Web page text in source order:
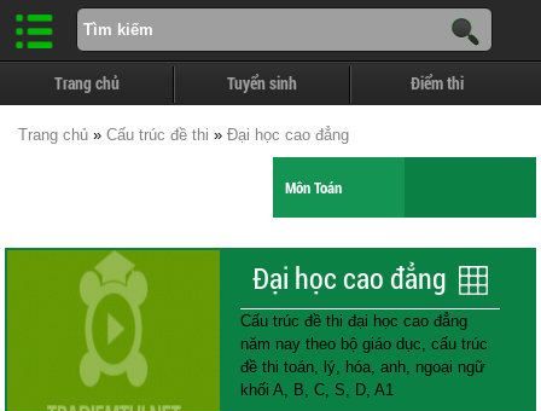
Trang chủ Tuyển sinh Điểm thi
Trang chủ » Cấu trúc đề thi » Đại học cao đẳng
Môn Toán
Đại học cao đẳng
Cấu trúc đề thi đại học cao đẳng
năm nay theo bộ giáo dục, cấu trúc
đề thi toán, lý, hóa, anh, ngoại ngữ
khối A, B, C, S, D, A1